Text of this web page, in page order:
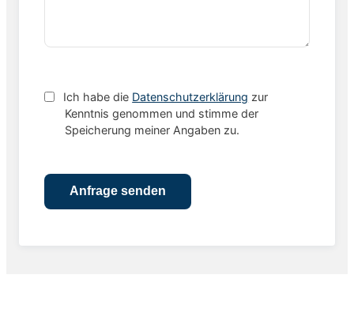
Ich habe die Datenschutzerklärung zur
Kenntnis genommen und stimme der
Speicherung meiner Angaben zu.